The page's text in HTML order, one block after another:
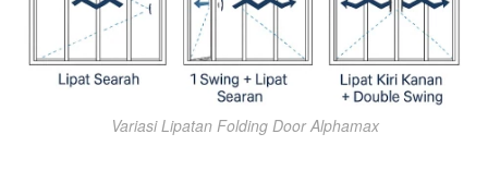
Variasi Lipatan Folding Door Alphamax